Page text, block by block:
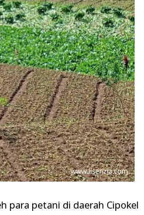
para petani di daerah Cipokel